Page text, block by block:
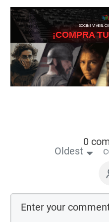
3DCINE VIVE EL
¡COMPRA
0
Oldest